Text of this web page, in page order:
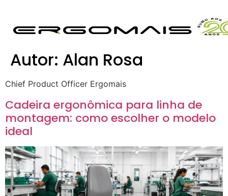
Autor: Alan Rosa
Chief Product Officer Ergomais
Cadeira ergonômica para linha de
montagem: como escolher o modelo
ideal